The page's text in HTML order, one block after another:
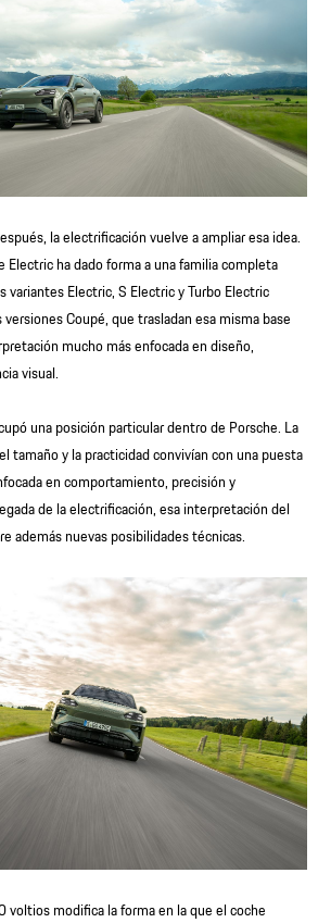
la electrificación vuelve a ampliar esa idea.
Electric ha dado forma a una familia completa
variantes Electric, S Electric y Turbo Electric
Coupé, que trasladan esa misma base
mucho más enfocada en diseño,
visual.
una posición particular dentro de Porsche. La
tamaño y la practicidad convivían con una puesta
en comportamiento, precisión y
de la electrificación, esa interpretación del
además nuevas posibilidades técnicas.
voltios modifica la forma en la que el coche